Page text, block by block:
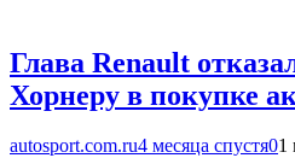
Глава Renault
Хорнеру в покупке
autosport.com.ru4 месяца спустя01